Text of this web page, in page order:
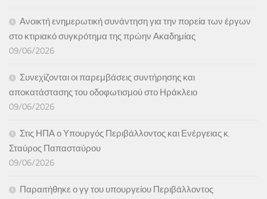
Ανοικτή ενημερωτική συνάντηση για την πορεία των έργων
στο κτιριακό συγκρότημα της πρώην Ακαδημίας
09/06/2026
Συνεχίζονται οι παρεμβάσεις συντήρησης και
αποκατάστασης του οδοφωτισμού στο Ηράκλειο
09/06/2026
Στις ΗΠΑ ο Υπουργός Περιβάλλοντος και Ενέργειας κ.
Σταύρος Παπασταύρου
09/06/2026
Παραιτήθηκε ο γγ του υπουργείου Περιβάλλοντος